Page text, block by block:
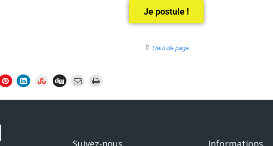
Je postule !
⇑ Haut de page
Suivez-nous Informations